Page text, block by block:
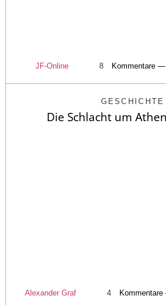
JF-Online 8 Kommentare
GESCHICHTE
Die Schlacht um
Alexander Graf 4